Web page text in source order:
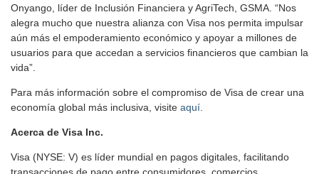
Onyango, líder de Inclusión Financiera y AgriTech, GSMA. “Nos
alegra mucho que nuestra alianza con Visa nos permita impulsar
aún más el empoderamiento económico y apoyar a millones de
usuarios para que accedan a servicios financieros que cambian la
vida”.
Para más información sobre el compromiso de Visa de crear una
economía global más inclusiva, visite aquí
Acerca de Visa Inc.
Visa (NYSE: V) es líder mundial en pagos digitales, facilitando
transacciones de pago entre consumidores, comercios,